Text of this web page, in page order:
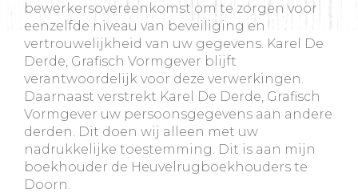
bewerkersovereenkomst om te zorgen voor
eenzelfde niveau van beveiliging en
vertrouwelijkheid van uw gegevens. Karel De
Derde, Grafisch Vormgever blijft
verantwoordelijk voor deze verwerkingen.
Daarnaast verstrekt Karel De Derde, Grafisch
Vormgever uw persoonsgegevens aan andere
derden. Dit doen wij alleen met uw
nadrukkelijke toestemming. Dit is aan mijn
boekhouder de Heuvelrugboekhouders te
Doorn.